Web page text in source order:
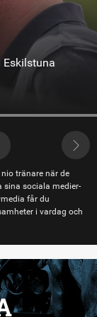
Eskilstuna
tränare när de
sina sociala medier-
får du
i vardag och